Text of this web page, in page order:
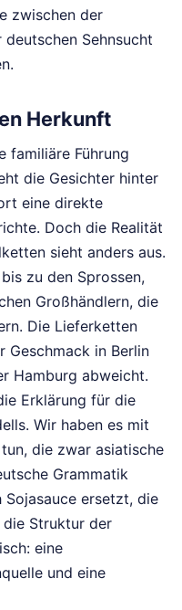
zwischen der
Sehnsucht
Herkunft
familiäre Führung
die Gesichter hinter
eine direkte
Doch die Realität
sieht anders aus.
zu den Sprossen,
Großhändlern, die
Die Lieferketten
Geschmack in Berlin
Hamburg abweicht.
Erklärung für die
Wir haben es mit
die zwar asiatische
Grammatik
ersetzt, die
die Struktur der
eine
und eine